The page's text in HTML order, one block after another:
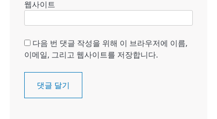
웹사이트
다음 번 댓글 작성을 위해 이 브라우저에 이름,
이메일, 그리고 웹사이트를 저장합니다.